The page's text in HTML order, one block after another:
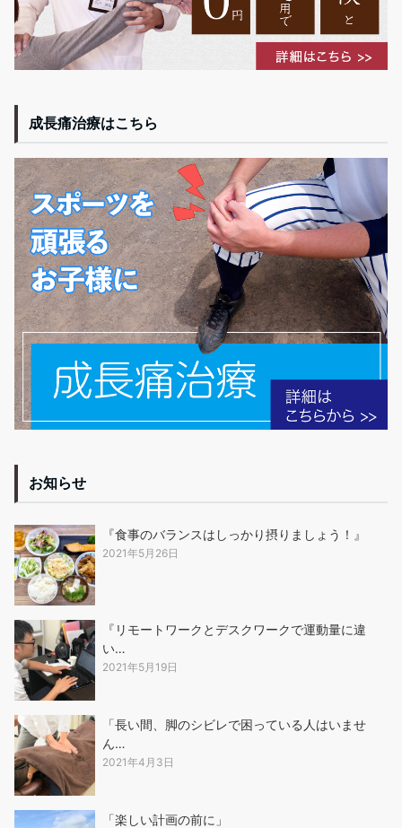
成長痛治療はこちら
お知らせ
『食事のバランスはしっかり摂りましょう！』
2021年5月26日
『リモートワークとデスクワークで運動量に違
い…
2021年5月19日
「長い間、脚のシビレで困っている人はいませ
ん…
2021年4月3日
「楽しい計画の前に」